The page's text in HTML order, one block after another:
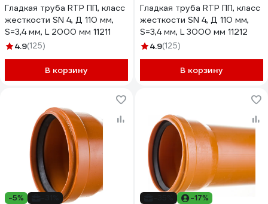
Гладкая труба RTP ПП, класс
жесткости SN 4, Д 110 мм,
S=3,4 мм, L 2000 мм 11211
4.9(125)
В корзину
Гладкая труба RTP ПП, класс
жесткости SN 4, Д 110 мм,
S=3,4 мм, L 3000 мм 11212
4.9(125)
В корзину
-5% -17%